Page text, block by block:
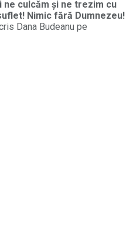
ne culcăm și ne trezim cu
Nimic fără Dumnezeu!
Dana Budeanu pe